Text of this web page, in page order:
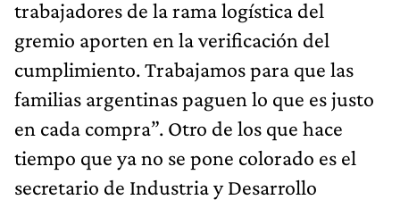
trabajadores de la rama logística del
gremio aporten en la verificación del
cumplimiento. Trabajamos para que las
familias argentinas paguen lo que es justo
en cada compra”. Otro de los que hace
tiempo que ya no se pone colorado es el
secretario de Industria y Desarrollo